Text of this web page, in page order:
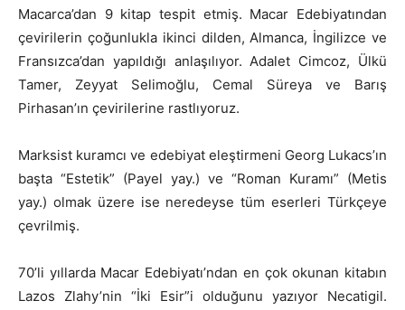
Macarca’dan 9 kitap tespit etmiş. Macar Edebiyatından
çevirilerin çoğunlukla ikinci dilden, Almanca, İngilizce ve
Fransızca’dan yapıldığı anlaşılıyor. Adalet Cimcoz, Ülkü
Tamer, Zeyyat Selimoğlu, Cemal Süreya ve Barış
Pirhasan’ın çevirilerine rastlıyoruz.
Marksist kuramcı ve edebiyat eleştirmeni Georg Lukacs’ın
başta “Estetik” (Payel yay.) ve “Roman Kuramı” (Metis
yay.) olmak üzere ise neredeyse tüm eserleri Türkçeye
çevrilmiş.
70’li yıllarda Macar Edebiyatı’ndan en çok okunan kitabın
Lazos Zlahy’nin “İki Esir”i olduğunu yazıyor Necatigil.